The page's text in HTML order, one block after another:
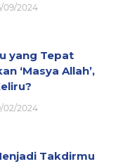
09/2024
yang Tepat
‘Masya Allah’,
02/2024
Takdirmu